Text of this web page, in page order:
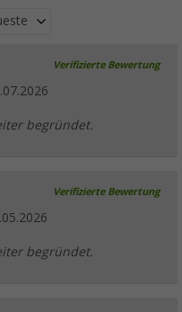
Verifizierte Bewertung
begründet.
Verifizierte Bewertung
begründet.